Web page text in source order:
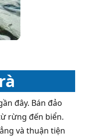
đây. Bán đảo
rừng đến biển.
và thuận tiện